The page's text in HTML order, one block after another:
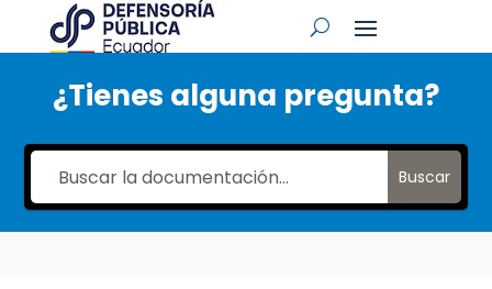
¿Tienes alguna pregunta?
Buscar